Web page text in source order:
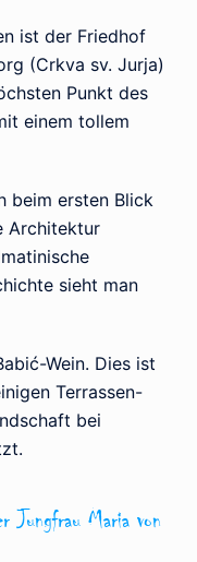
ist der Friedhof
(Crkva sv. Jurja)
Punkt des
einem tollem
beim ersten Blick
Architektur
sieht man
Wein. Dies ist
Terrassen-
bei
Jungfrau Maria von